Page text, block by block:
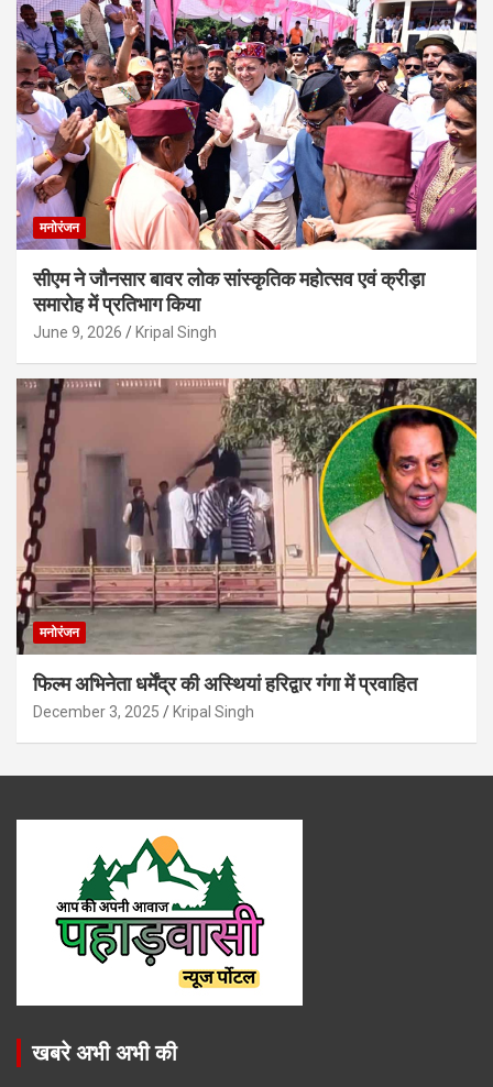
मनोरंजन
सीएम ने जौनसार बावर लोक सांस्कृतिक महोत्सव एवं क्रीड़ा
समारोह में प्रतिभाग किया
June 9, 2026 Kripal Singh
मनोरंजन
फिल्म अभिनेता धर्मेंद्र की अस्थियां हरिद्वार गंगा में प्रवाहित
December 3, 2025 Kripal Singh
खबरे अभी अभी की